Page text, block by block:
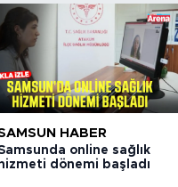
HABER
online sağlık
hizmeti dönemi başladı